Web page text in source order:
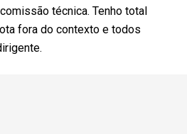
técnica. Tenho total
fora do contexto e todos